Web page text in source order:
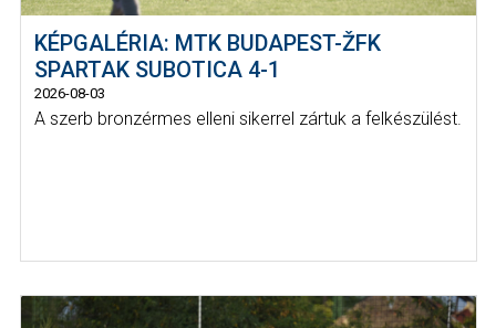
KÉPGALÉRIA: MTK BUDAPEST-ŽFK
SPARTAK SUBOTICA 4-1
2026-08-03
A szerb bronzérmes elleni sikerrel zártuk a felkészülést.